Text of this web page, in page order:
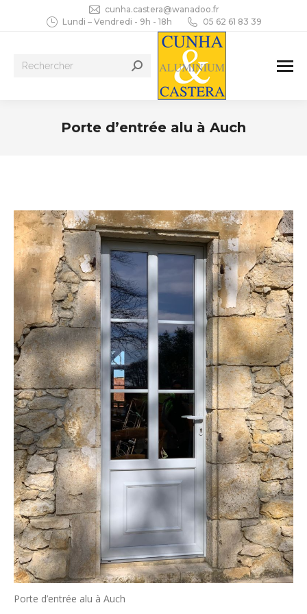
cunha.castera@wanadoo.fr
Lundi – Vendredi - 9h - 18h
05 62 61 83 39
Recherche
Porte d’entrée alu à Auch
Porte d’entrée alu à Auch